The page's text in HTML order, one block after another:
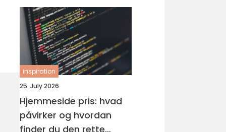
inspiration
25. July 2026
Hjemmeside pris: hvad
påvirker og hvordan
finder du den rette